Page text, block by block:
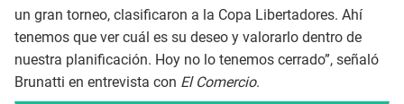
un gran torneo, clasificaron a la Copa Libertadores. Ahí
tenemos que ver cuál es su deseo y valorarlo dentro de
nuestra planificación. Hoy no lo tenemos cerrado”, señaló
Brunatti en entrevista con El Comercio.